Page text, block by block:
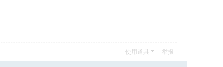
使用道具 举报